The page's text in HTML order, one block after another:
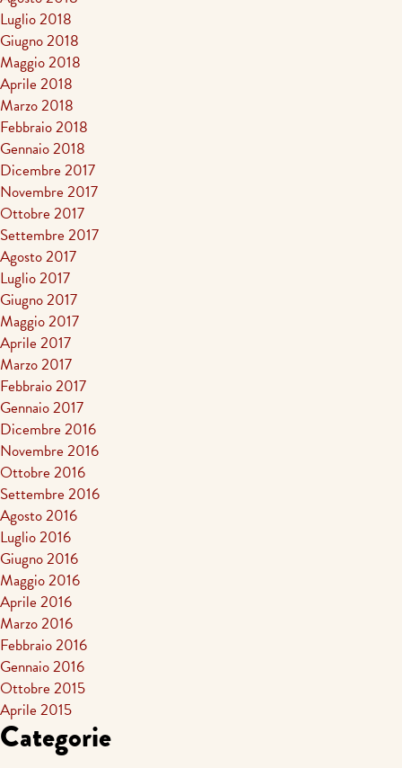
Luglio 2018
Giugno 2018
Maggio 2018
Aprile 2018
Marzo 2018
Febbraio 2018
Gennaio 2018
Dicembre 2017
Novembre 2017
Ottobre 2017
Settembre 2017
Agosto 2017
Luglio 2017
Giugno 2017
Maggio 2017
Aprile 2017
Marzo 2017
Febbraio 2017
Gennaio 2017
Dicembre 2016
Novembre 2016
Ottobre 2016
Settembre 2016
Agosto 2016
Luglio 2016
Giugno 2016
Maggio 2016
Aprile 2016
Marzo 2016
Febbraio 2016
Gennaio 2016
Ottobre 2015
Aprile 2015
Categorie